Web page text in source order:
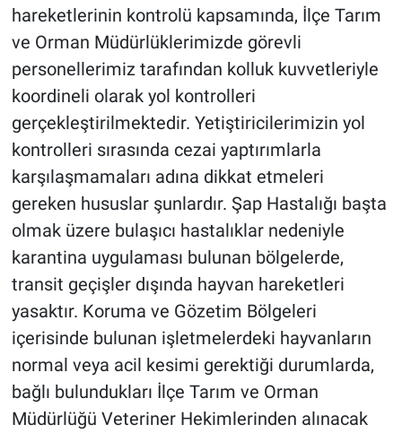
hareketlerinin kontrolü kapsamında, İlçe Tarım
ve Orman Müdürlüklerimizde görevli
personellerimiz tarafından kolluk kuvvetleriyle
koordineli olarak yol kontrolleri
gerçekleştirilmektedir. Yetiştiricilerimizin yol
kontrolleri sırasında cezai yaptırımlarla
karşılaşmamaları adına dikkat etmeleri
gereken hususlar şunlardır. Şap Hastalığı başta
olmak üzere bulaşıcı hastalıklar nedeniyle
karantina uygulaması bulunan bölgelerde,
transit geçişler dışında hayvan hareketleri
yasaktır. Koruma ve Gözetim Bölgeleri
içerisinde bulunan işletmelerdeki hayvanların
normal veya acil kesimi gerektiği durumlarda,
bağlı bulundukları İlçe Tarım ve Orman
Müdürlüğü Veteriner Hekimlerinden alınacak